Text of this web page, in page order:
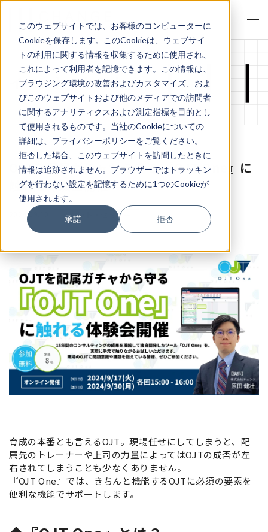
このウェブサイトでは、お客様のコンピューターに
Cookieを保存します。このCookieは、ウェブサイ
トの利用に関する情報を収集するために使用され、
これによって利用者を記憶できます。この情報は、
ブラウジング環境の改善およびカスタマイズ、およ
びこのウェブサイトおよび他のメディアでの訪問者
に関するアナリティクスおよび測定指標を目的とし
て使用されるものです。当社のCookieについての
詳細は、プライバシーポリシーをご覧ください。
拒否した場合、このウェブサイトを訪問したときに
情報は追跡されません。ブラウザーではトラッキン
グを行わない設定を記憶するために1つのCookieが
使用されます。
承諾 拒否
イベント・セミナー
OJTを配属ガチャから守る 『OJT One』に
触れる体験会開催
2024.09.10 イベント・セミナー
育成の本番とも言えるOJT。現場任せにしてしまうと、配
属先のトレーナーや上司の力量によってはOJTの成否が左
右されてしまうことも少なくありません。
『OJT One』では、きちんと機能するOJTに必須の要素を
便利な機能でサポートします。